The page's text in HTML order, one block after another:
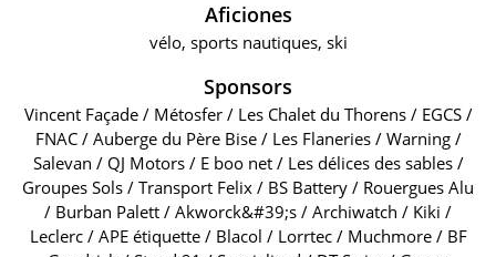
Aficiones
vélo, sports nautiques, ski
Sponsors
Vincent Façade / Métosfer / Les Chalet du Thorens / EGCS /
FNAC / Auberge du Père Bise / Les Flaneries / Warning /
Salevan / QJ Motors / E boo net / Les délices des sables /
Groupes Sols / Transport Felix / BS Battery / Rouergues Alu
/ Burban Palett / Akworck&#39;s / Archiwatch / Kiki /
Leclerc / APE étiquette / Blacol / Lorrtec / Muchmore / BF